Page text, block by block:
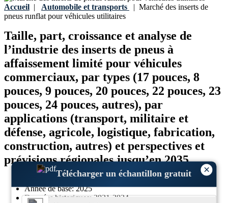
Accueil | Automobile et transports | Marché des inserts de
pneus runflat pour véhicules utilitaires
Taille, part, croissance et analyse de
l’industrie des inserts de pneus à
affaissement limité pour véhicules
commerciaux, par types (17 pouces, 8
pouces, 9 pouces, 20 pouces, 22 pouces, 23
pouces, 24 pouces, autres), par
applications (transport, militaire et
défense, agricole, logistique, fabrication,
construction, autres) et perspectives et
prévisions régionales jusqu’en 2035
Dernière mise à jour:12-May-2026
Année de base:2025
Données historiques:2021-2024
×
Télécharger un échantillon gratuit